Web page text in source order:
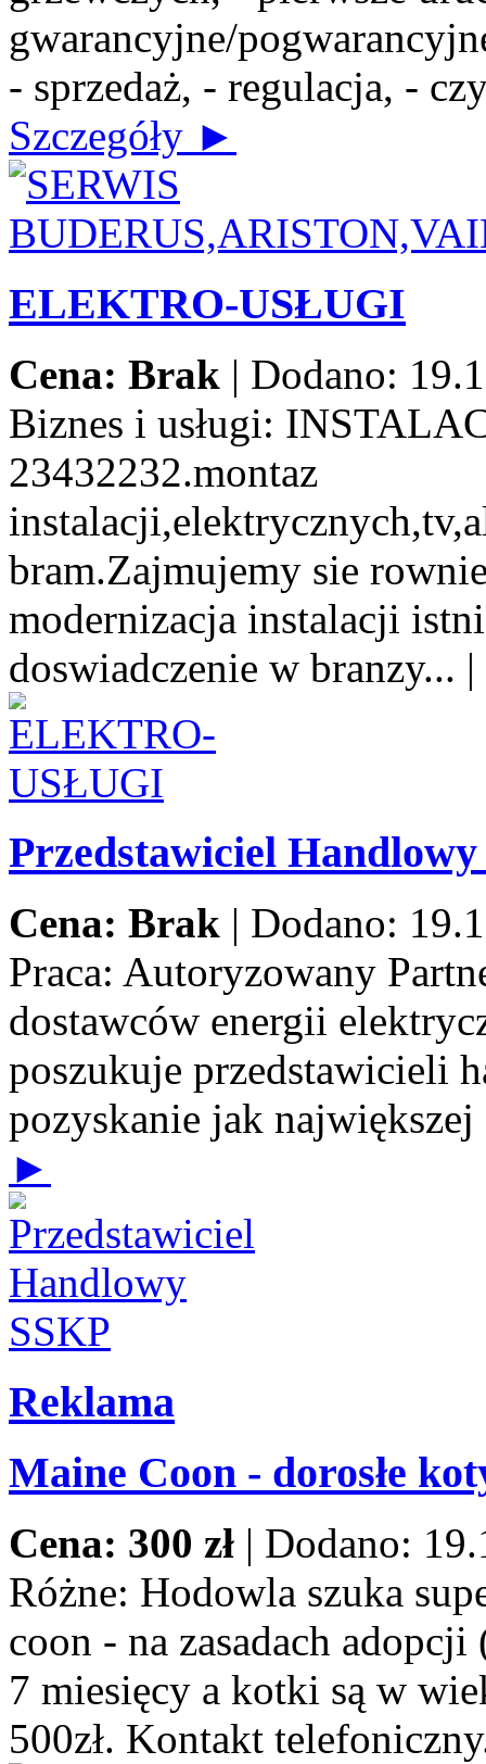
gwarancyjne/
- sprzedaż, - regulacja, -
Szczegóły ►
ELEKTRO-USŁUGI
Cena: Brak | Dodano:
Biznes i usługi:
23432232.montaz
bram.Zajmujemy sie
modernizacja instalacji
doswiadczenie w branzy... |
Przedstawiciel Handlowy
Cena: Brak | Dodano:
Praca: Autoryzowany
dostawców energii
poszukuje przedstawicieli
pozyskanie jak
►
Reklama
Maine Coon - dorosłe
Cena: 300 zł | Dodano:
Różne: Hodowla szuka
coon - na zasadach
7 miesięcy a kotki są w
500zł. Kontakt